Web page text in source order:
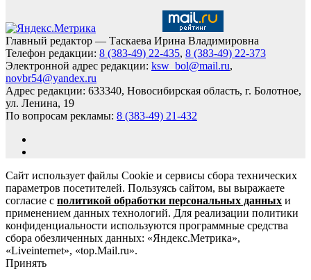
Главный редактор — Таскаева Ирина Владимировна
Телефон редакции: 8 (383-49) 22-435, 8 (383-49) 22-373
Электронной адрес редакции: ksw_bol@mail.ru,
novbr54@yandex.ru
Адрес редакции: 633340, Новосибирская область, г. Болотное,
ул. Ленина, 19
По вопросам рекламы: 8 (383-49) 21-432
Сайт использует файлы Cookie и сервисы сбора технических
параметров посетителей. Пользуясь сайтом, вы выражаете
согласие с политикой обработки персональных данных и
применением данных технологий. Для реализации политики
конфиденциальности используются программные средства
сбора обезличенных данных: «Яндекс.Метрика»,
«Liveinternet», «top.Mail.ru».
Принять